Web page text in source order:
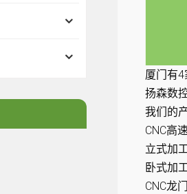
厦门有
扬森数
我们的
CNC高
立式加
卧式加
CNC龙